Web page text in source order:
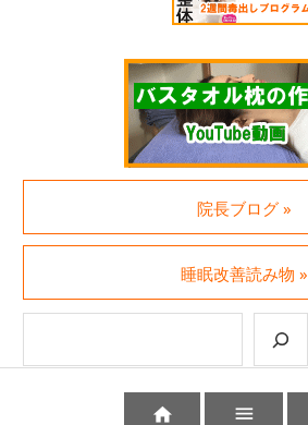
院長ブログ »
睡眠改善読み物 »
 